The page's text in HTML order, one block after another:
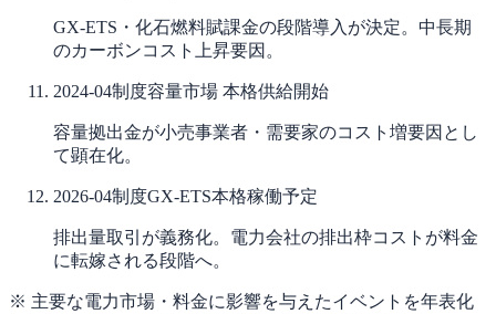
GX-ETS・化石燃料賦課金の段階導入が決定。中長期
のカーボンコスト上昇要因。
2024-04制度容量市場 本格供給開始
容量拠出金が小売事業者・需要家のコスト増要因とし
て顕在化。
2026-04制度GX-ETS本格稼働予定
排出量取引が義務化。電力会社の排出枠コストが料金
に転嫁される段階へ。
※ 主要な電力市場・料金に影響を与えたイベントを年表化